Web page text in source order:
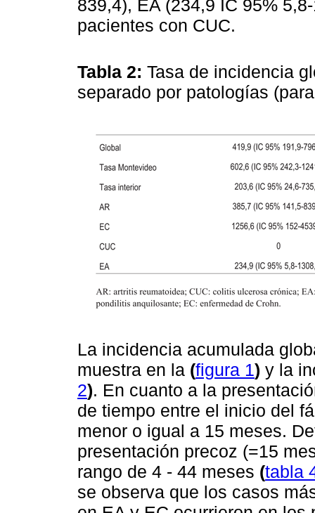
839,4), EA (234,9 IC 95%
pacientes con CUC.
Tabla 2: Tasa de incidencia
separado por patologías
La incidencia acumulada
muestra en la (figura 1) y la
2). En cuanto a la
de tiempo entre el inicio del
menor o igual a 15 meses.
presentación precoz (=15
rango de 4 - 44 meses (tabla
se observa que los casos